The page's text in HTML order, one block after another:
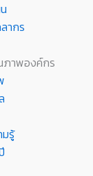
ากร
าพองค์กร
มรู้